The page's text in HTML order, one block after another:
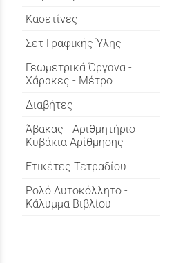
Κασετίνες
Σετ Γραφικής Ύλης
Γεωμετρικά Όργανα -
Χάρακες - Μέτρο
Διαβήτες
Άβακας - Αριθμητήριο -
Κυβάκια Αρίθμησης
Ετικέτες Τετραδίου
Ρολό Αυτοκόλλητο -
Κάλυμμα Βιβλίου